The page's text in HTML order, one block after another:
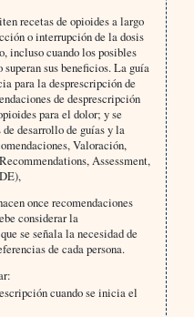
recetas de opioides a largo
o interrupción de la dosis
incluso cuando los posibles
sus beneficios. La guía
para la desprescripción de
de desprescripción
para el dolor; y se
desarrollo de guías y la
Valoración,
Assessment,
once recomendaciones
considerar la
se señala la necesidad de
de cada persona.
cuando se inicia el